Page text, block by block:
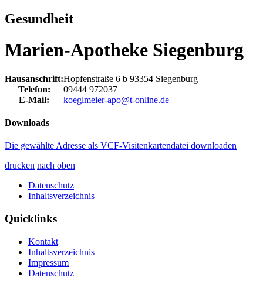
Gesundheit
Marien-Apotheke Siegenburg
Hausanschrift:Hopfenstraße 6 b 93354 Siegenburg
Telefon:
09444 972037
E-Mail:
koeglmeier-apo@t-online.de
Downloads
Die gewählte Adresse als VCF-Visitenkartendatei downloaden
drucken nach oben
Datenschutz
Inhaltsverzeichnis
Quicklinks
Kontakt
Inhaltsverzeichnis
Impressum
Datenschutz